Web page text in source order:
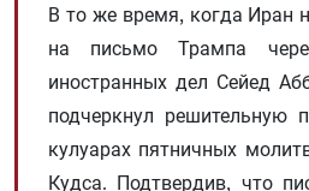
В то же время, когда Иран
на письмо Трампа
иностранных дел Сейед
подчеркнул решительную
кулуарах пятничных
Кудса. Подтвердив, что